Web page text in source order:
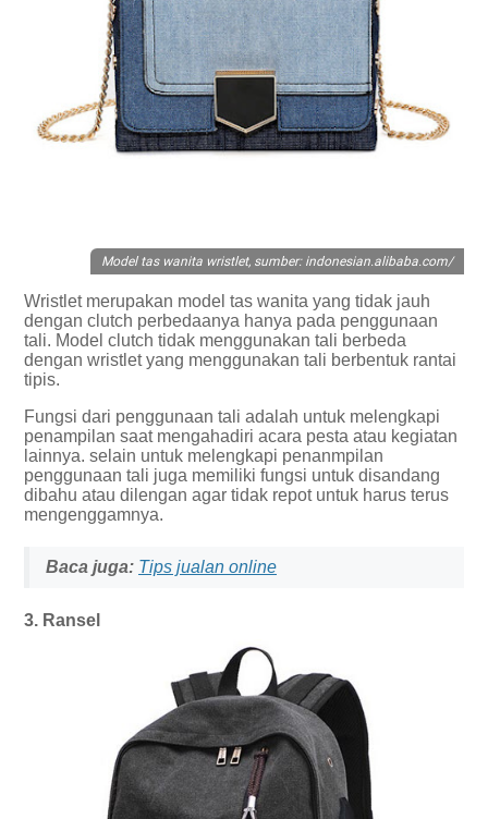
Model tas wanita wristlet, sumber: indonesian.alibaba.com/
Wristlet merupakan model tas wanita yang tidak jauh
dengan clutch perbedaanya hanya pada penggunaan
tali. Model clutch tidak menggunakan tali berbeda
dengan wristlet yang menggunakan tali berbentuk rantai
tipis.
Fungsi dari penggunaan tali adalah untuk melengkapi
penampilan saat mengahadiri acara pesta atau kegiatan
lainnya. selain untuk melengkapi penanmpilan
penggunaan tali juga memiliki fungsi untuk disandang
dibahu atau dilengan agar tidak repot untuk harus terus
mengenggamnya.
Baca juga: Tips jualan online
3. Ransel